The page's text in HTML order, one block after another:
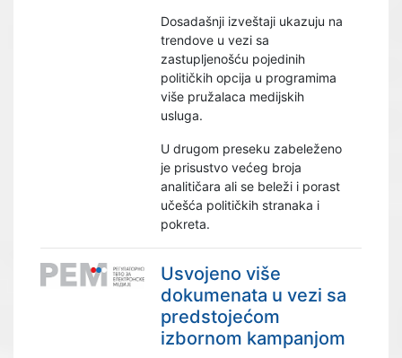
Dosadašnji izveštaji ukazuju na
trendove u vezi sa
zastupljenošću pojedinih
političkih opcija u programima
više pružalaca medijskih
usluga.
U drugom preseku zabeleženo
je prisustvo većeg broja
analitičara ali se beleži i porast
učešća političkih stranaka i
pokreta.
Usvojeno više
dokumenata u vezi sa
predstojećom
izbornom kampanjom